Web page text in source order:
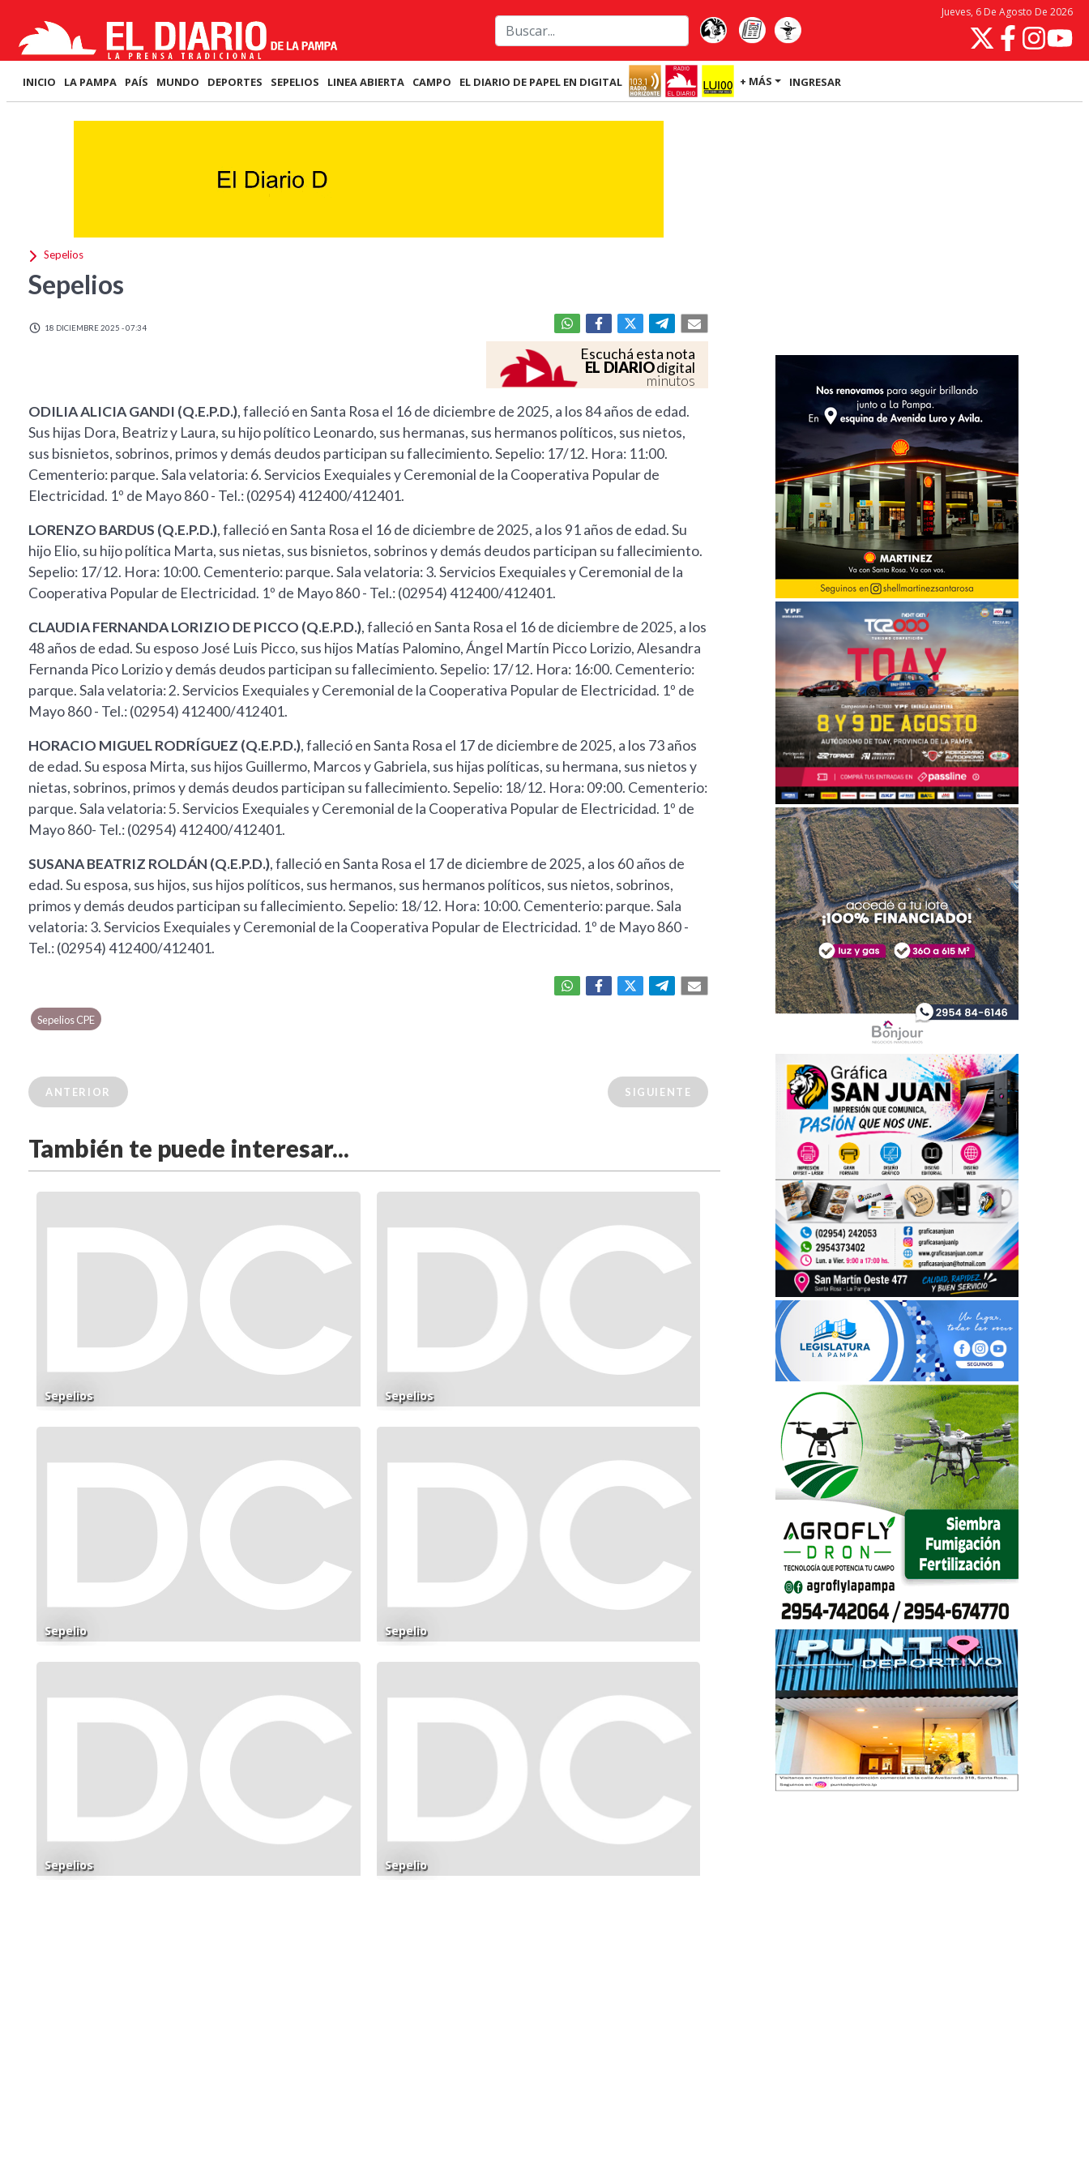
Jueves, 6 De Agosto De 2026
INICIO LA PAMPA PAÍS MUNDO DEPORTES SEPELIOS LINEA ABIERTA CAMPO EL DIARIO DE PAPEL EN DIGITAL + MÁS INGRESAR
Sepelios
Sepelios
18 DICIEMBRE 2025 - 07:34
Escuchá esta nota
EL DIARIOdigital
minutos
ODILIA ALICIA GANDI (Q.E.P.D.), falleció en Santa Rosa el 16 de diciembre de 2025, a los 84 años de edad.
Sus hijas Dora, Beatriz y Laura, su hijo político Leonardo, sus hermanas, sus hermanos políticos, sus nietos,
sus bisnietos, sobrinos, primos y demás deudos participan su fallecimiento. Sepelio: 17/12. Hora: 11:00.
Cementerio: parque. Sala velatoria: 6. Servicios Exequiales y Ceremonial de la Cooperativa Popular de
Electricidad. 1º de Mayo 860 - Tel.: (02954) 412400/412401.
LORENZO BARDUS (Q.E.P.D.), falleció en Santa Rosa el 16 de diciembre de 2025, a los 91 años de edad. Su
hijo Elio, su hijo política Marta, sus nietas, sus bisnietos, sobrinos y demás deudos participan su fallecimiento.
Sepelio: 17/12. Hora: 10:00. Cementerio: parque. Sala velatoria: 3. Servicios Exequiales y Ceremonial de la
Cooperativa Popular de Electricidad. 1º de Mayo 860 - Tel.: (02954) 412400/412401.
CLAUDIA FERNANDA LORIZIO DE PICCO (Q.E.P.D.), falleció en Santa Rosa el 16 de diciembre de 2025, a los
48 años de edad. Su esposo José Luis Picco, sus hijos Matías Palomino, Ángel Martín Picco Lorizio, Alesandra
Fernanda Pico Lorizio y demás deudos participan su fallecimiento. Sepelio: 17/12. Hora: 16:00. Cementerio:
parque. Sala velatoria: 2. Servicios Exequiales y Ceremonial de la Cooperativa Popular de Electricidad. 1º de
Mayo 860 - Tel.: (02954) 412400/412401.
HORACIO MIGUEL RODRÍGUEZ (Q.E.P.D.), falleció en Santa Rosa el 17 de diciembre de 2025, a los 73 años
de edad. Su esposa Mirta, sus hijos Guillermo, Marcos y Gabriela, sus hijas políticas, su hermana, sus nietos y
nietas, sobrinos, primos y demás deudos participan su fallecimiento. Sepelio: 18/12. Hora: 09:00. Cementerio:
parque. Sala velatoria: 5. Servicios Exequiales y Ceremonial de la Cooperativa Popular de Electricidad. 1º de
Mayo 860- Tel.: (02954) 412400/412401.
SUSANA BEATRIZ ROLDÁN (Q.E.P.D.), falleció en Santa Rosa el 17 de diciembre de 2025, a los 60 años de
edad. Su esposa, sus hijos, sus hijos políticos, sus hermanos, sus hermanos políticos, sus nietos, sobrinos,
primos y demás deudos participan su fallecimiento. Sepelio: 18/12. Hora: 10:00. Cementerio: parque. Sala
velatoria: 3. Servicios Exequiales y Ceremonial de la Cooperativa Popular de Electricidad. 1º de Mayo 860 -
Tel.: (02954) 412400/412401.
Sepelios CPE
ANTERIOR SIGUIENTE
También te puede interesar...
Sepelios Sepelios
Sepelio Sepelio
Sepelios Sepelio